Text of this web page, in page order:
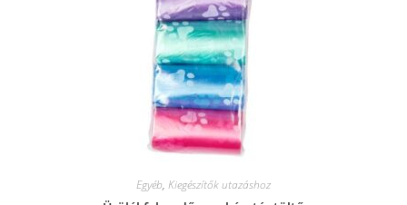
Egyéb, Kiegészítők utazáshoz